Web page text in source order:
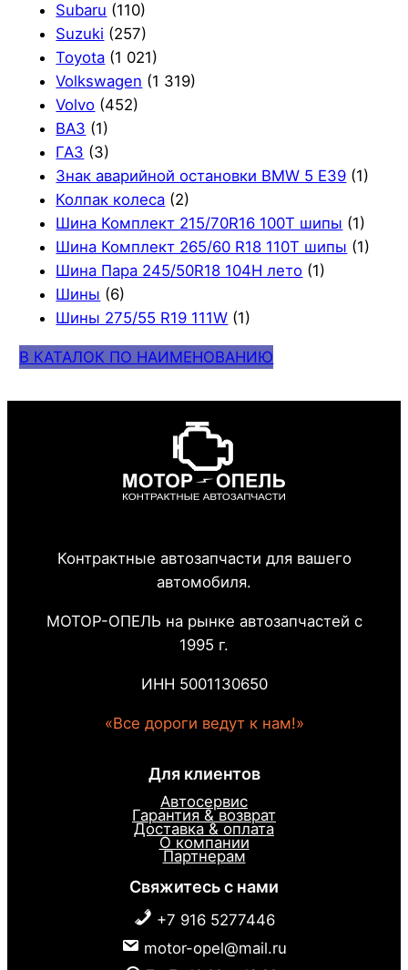
Subaru (110)
Suzuki (257)
Toyota (1 021)
Volkswagen (1 319)
Volvo (452)
ВАЗ (1)
ГАЗ (3)
Знак аварийной остановки BMW 5 E39 (1)
Колпак колеса (2)
Шина Комплект 215/70R16 100T шипы (1)
Шина Комплект 265/60 R18 110T шипы (1)
Шина Пара 245/50R18 104H лето (1)
Шины (6)
Шины 275/55 R19 111W (1)
В КАТАЛОК ПО НАИМЕНОВАНИЮ
Контрактные автозапчасти для вашего
автомобиля.
МОТОР-ОПЕЛЬ на рынке автозапчастей с
1995 г.
ИНН 5001130650
«Все дороги ведут к нам!»
Для клиентов
Автосервис
Гарантия & возврат
Доставка & оплата
О компании
Партнерам
Свяжитесь с нами
+7 916 5277446
motor-opel@mail.ru